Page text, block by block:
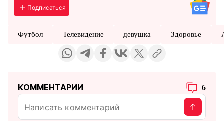
Подписаться
Футбол Телевидение девушка Здоровье
КОММЕНТАРИИ 6